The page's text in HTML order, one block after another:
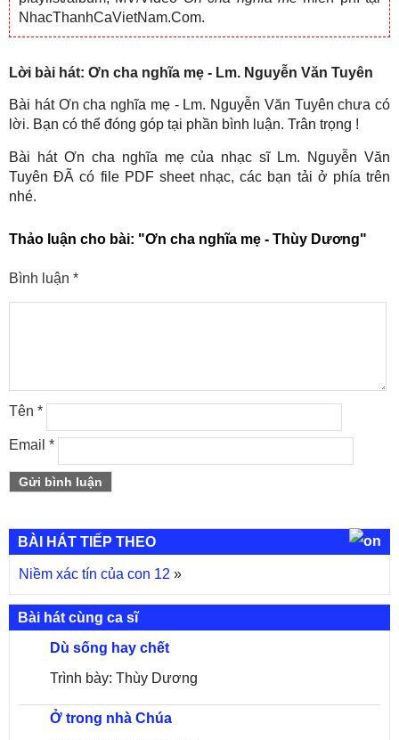
NhacThanhCaVietNam.Com.
Lời bài hát: Ơn cha nghĩa mẹ - Lm. Nguyễn Văn Tuyên
Bài hát Ơn cha nghĩa mẹ - Lm. Nguyễn Văn Tuyên chưa có
lời. Bạn có thể đóng góp tại phần bình luận. Trân trọng !
Bài hát Ơn cha nghĩa mẹ của nhạc sĩ Lm. Nguyễn Văn
Tuyên ĐÃ có file PDF sheet nhạc, các bạn tải ở phía trên
nhé.
Thảo luận cho bài: "Ơn cha nghĩa mẹ - Thùy Dương"
Bình luận *
Tên *
Email *
BÀI HÁT TIẾP THEO
Niềm xác tín của con 12 »
Bài hát cùng ca sĩ
Dù sống hay chết
Trình bày: Thùy Dương
Ở trong nhà Chúa